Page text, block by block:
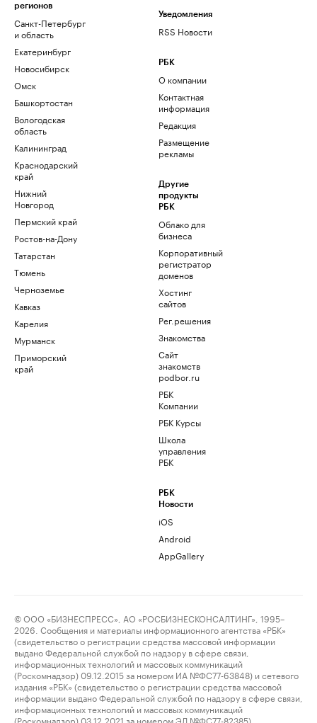
регионов
Санкт-Петербург
и область
Екатеринбург
Новосибирск
Омск
Башкортостан
Вологодская
область
Калининград
Краснодарский
край
Нижний
Новгород
Пермский край
Ростов-на-Дону
Татарстан
Тюмень
Черноземье
Кавказ
Карелия
Мурманск
Приморский
край
Уведомления
RSS Новости
РБК
О компании
Контактная
информация
Редакция
Размещение
рекламы
Другие
продукты
РБК
Облако для
бизнеса
Корпоративный
регистратор
доменов
Хостинг
сайтов
Рег.решения
Знакомства
Сайт
знакомств
podbor.ru
РБК
Компании
РБК Курсы
Школа
управления
РБК
РБК
Новости
iOS
Android
AppGallery
© ООО «БИЗНЕСПРЕСС», АО «РОСБИЗНЕСКОНСАЛТИНГ», 1995–
2026. Сообщения и материалы информационного агентства «РБК»
(свидетельство о регистрации средства массовой информации
выдано Федеральной службой по надзору в сфере связи,
информационных технологий и массовых коммуникаций
(Роскомнадзор) 09.12.2015 за номером ИА №ФС77-63848) и сетевого
издания «РБК» (свидетельство о регистрации средства массовой
информации выдано Федеральной службой по надзору в сфере связи,
информационных технологий и массовых коммуникаций
(Роскомнадзор) 03.12.2021 за номером ЭЛ №ФС77-82385)